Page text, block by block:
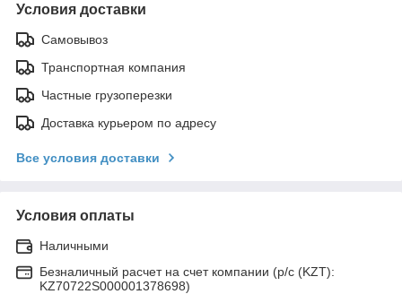
Условия доставки
Самовывоз
Транспортная компания
Частные грузоперезки
Доставка курьером по адресу
Все условия доставки
Условия оплаты
Наличными
Безналичный расчет на счет компании (р/с (KZT):
KZ70722S000001378698)